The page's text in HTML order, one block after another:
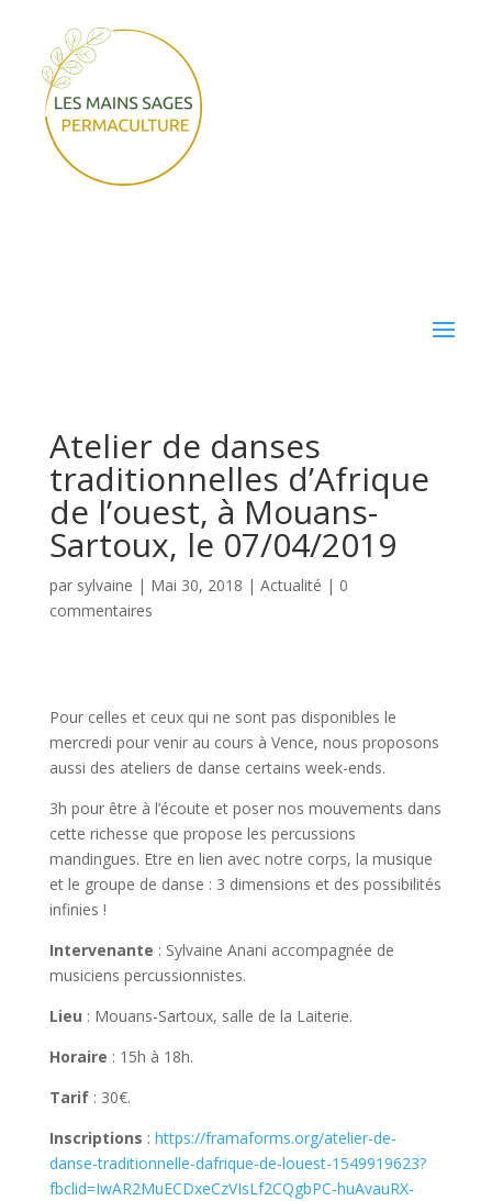
Atelier de danses
traditionnelles d’Afrique
de l’ouest, à Mouans-
Sartoux, le 07/04/2019
par sylvaine | Mai 30, 2018 | Actualité | 0
commentaires
Pour celles et ceux qui ne sont pas disponibles le
mercredi pour venir au cours à Vence, nous proposons
aussi des ateliers de danse certains week-ends.
3h pour être à l’écoute et poser nos mouvements dans
cette richesse que propose les percussions
mandingues. Etre en lien avec notre corps, la musique
et le groupe de danse : 3 dimensions et des possibilités
infinies !
Intervenante : Sylvaine Anani accompagnée de
musiciens percussionnistes.
Lieu : Mouans-Sartoux, salle de la Laiterie.
Horaire : 15h à 18h.
Tarif: 30€.
Inscriptions : https://framaforms.org/atelier-de-
danse-traditionnelle-dafrique-de-louest-1549919623?
fbclid=IwAR2MuECDxeCzVIsLf2CQgbPC-huAvauRX-